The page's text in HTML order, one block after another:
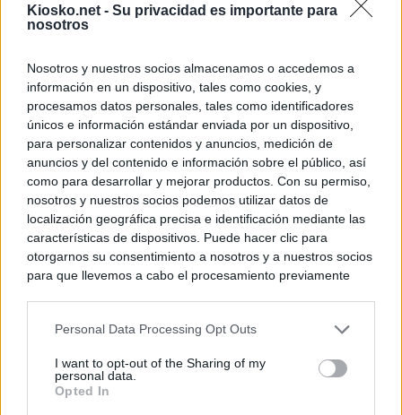
Kiosko.net - Su privacidad es importante para
nosotros
Nosotros y nuestros socios almacenamos o accedemos a
información en un dispositivo, tales como cookies, y
procesamos datos personales, tales como identificadores
únicos e información estándar enviada por un dispositivo,
para personalizar contenidos y anuncios, medición de
anuncios y del contenido e información sobre el público, así
como para desarrollar y mejorar productos. Con su permiso,
nosotros y nuestros socios podemos utilizar datos de
localización geográfica precisa e identificación mediante las
características de dispositivos. Puede hacer clic para
otorgarnos su consentimiento a nosotros y a nuestros socios
para que llevemos a cabo el procesamiento previamente
negar su consentimiento. Tenga en cuenta que algún
de su consentimiento, pero usted tiene el derecho de
rechazar tal procesamiento. Sus preferencias se aplicarán
Personal Data Processing Opt Outs
I want to opt-out of the Sharing of my
personal data.
Opted In